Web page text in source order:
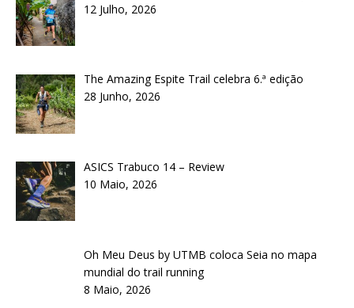
12 Julho, 2026
The Amazing Espite Trail celebra 6.ª edição
28 Junho, 2026
ASICS Trabuco 14 – Review
10 Maio, 2026
Oh Meu Deus by UTMB coloca Seia no mapa
mundial do trail running
8 Maio, 2026